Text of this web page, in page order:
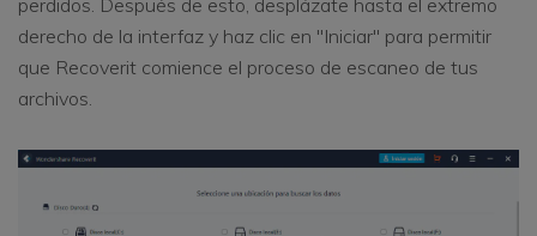
perdidos. Después de esto, desplázate hasta el extremo
derecho de la interfaz y haz clic en "Iniciar" para permitir
que Recoverit comience el proceso de escaneo de tus
archivos.